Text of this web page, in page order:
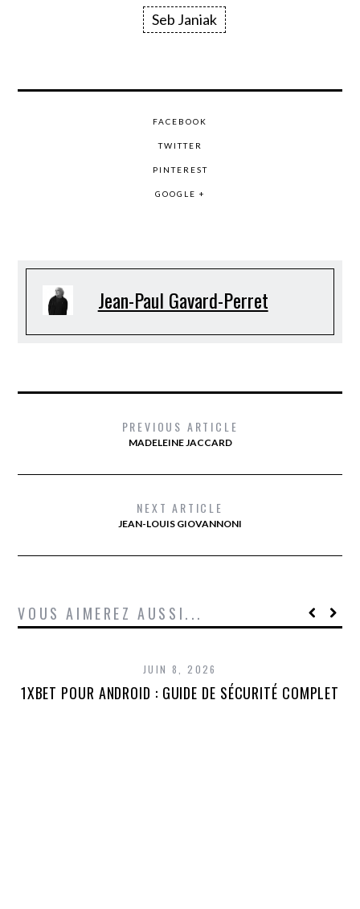
Seb Janiak
FACEBOOK
TWITTER
PINTEREST
GOOGLE +
Jean-Paul Gavard-Perret
PREVIOUS ARTICLE
MADELEINE JACCARD
NEXT ARTICLE
JEAN-LOUIS GIOVANNONI
VOUS AIMEREZ AUSSI...
JUIN 8, 2026
1XBET POUR ANDROID : GUIDE DE SÉCURITÉ COMPLET